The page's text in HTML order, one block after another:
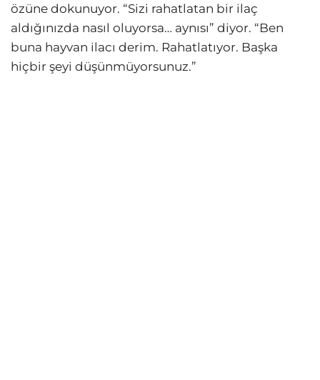
özüne dokunuyor. “Sizi rahatlatan bir ilaç
aldığınızda nasıl oluyorsa… aynısı” diyor. “Ben
buna hayvan ilacı derim. Rahatlatıyor. Başka
hiçbir şeyi düşünmüyorsunuz.”